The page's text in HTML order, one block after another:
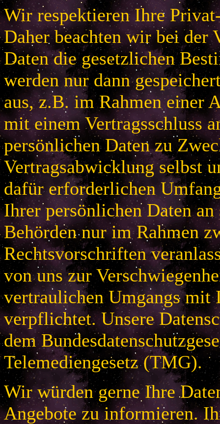
Wir respektieren Ihre
Daher beachten wir bei der
Daten die gesetzlichen
werden nur dann
aus, z.B. im Rahmen einer
mit einem Vertragsschluss
persönlichen Daten zu
Vertragsabwicklung selbst
dafür erforderlichen
Ihrer persönlichen Daten
Behörden nur im Rahmen
Rechtsvorschriften
von uns zur
vertraulichen Umgangs mit
verpflichtet. Unsere
dem
Telemediengesetz (TMG).
Wir würden gerne Ihre
Angebote zu informieren.